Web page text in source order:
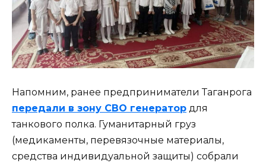
Напомним, ранее предприниматели Таганрога
передали в зону СВО генератор для
танкового полка. Гуманитарный груз
(медикаменты, перевязочные материалы,
средства индивидуальной защиты) собрали